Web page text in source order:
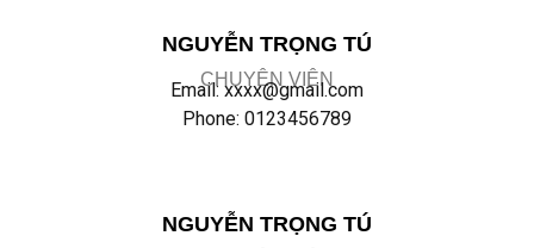
NGUYỄN TRỌNG TÚ
CHUYÊN VIÊN
Email: xxxx@gmail.com
Phone: 0123456789
NGUYỄN TRỌNG TÚ